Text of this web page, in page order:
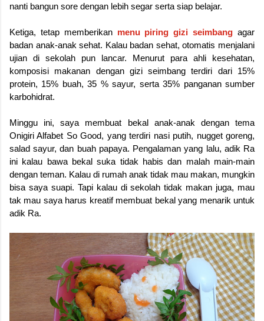
nanti bangun sore dengan lebih segar serta siap belajar.
Ketiga, tetap memberikan menu piring gizi seimbang agar
badan anak-anak sehat. Kalau badan sehat, otomatis menjalani
ujian di sekolah pun lancar. Menurut para ahli kesehatan,
komposisi makanan dengan gizi seimbang terdiri dari 15%
protein, 15% buah, 35 % sayur, serta 35% panganan sumber
karbohidrat.
Minggu ini, saya membuat bekal anak-anak dengan tema
Onigiri Alfabet So Good, yang terdiri nasi putih, nugget goreng,
salad sayur, dan buah papaya. Pengalaman yang lalu, adik Ra
ini kalau bawa bekal suka tidak habis dan malah main-main
dengan teman. Kalau di rumah anak tidak mau makan, mungkin
bisa saya suapi. Tapi kalau di sekolah tidak makan juga, mau
tak mau saya harus kreatif membuat bekal yang menarik untuk
adik Ra.